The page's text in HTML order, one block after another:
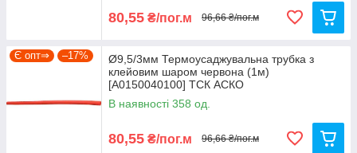
80,55 ₴/пог.м 96,66 ₴/пог.м
Є опт⇒ –17%
Ø9,5/3мм Термоусаджувальна трубка з
клейовим шаром червона (1м)
[A0150040100] ТСК АСКО
В наявності 358 од.
80,55 ₴/пог.м 96,66 ₴/пог.м